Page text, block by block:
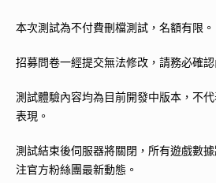
本次測試為不付費刪檔測試，名額有限。
招募問卷一經提交無法修改，請務必確認
測試體驗內容均為目前開發中版本，不
表現。
測試結束後伺服器將關閉，所有遊戲數
注官方粉絲團最新動態。